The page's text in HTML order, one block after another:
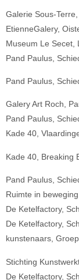
Galerie Sous-
EtienneGalery,
Museum Le Secet,
Pand Paulus,
Pand Paulus,
Galery Art Roch,
Pand Paulus,
Kade 40,
Kade 40, Breaking
Pand Paulus,
Ruimte in
De Ketelfactory,
De Ketelfactory,
kunstenaars,
Stichting
De Ketelfactory,